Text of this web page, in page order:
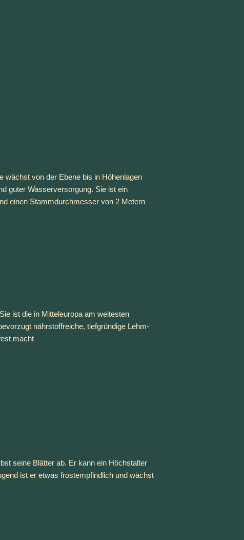
wächst von der Ebene bis in Höhenlagen
guter Wasserversorgung. Sie ist ein
einen Stammdurchmesser von 2 Metern
ist die in Mitteleuropa am weitesten
nährstoffreiche, tiefgründige Lehm-
macht
seine Blätter ab. Er kann ein Höchstalter
ist er etwas frostempfindlich und wächst